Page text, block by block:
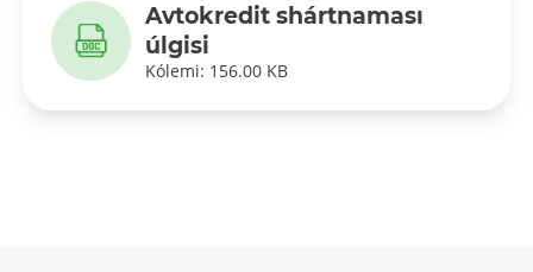
Avtokredit shártnaması
úlgisi
Kólemi: 156.00 KB